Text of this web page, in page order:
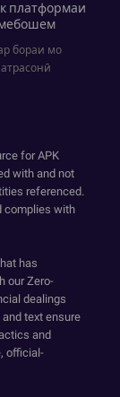
платформаи
мебошем
бораи мо
for APK
with and not
referenced.
complies with
has
our Zero-
dealings
text ensure
and
official-